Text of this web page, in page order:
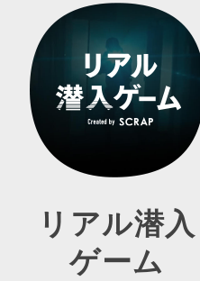
リアル潜入
ゲーム